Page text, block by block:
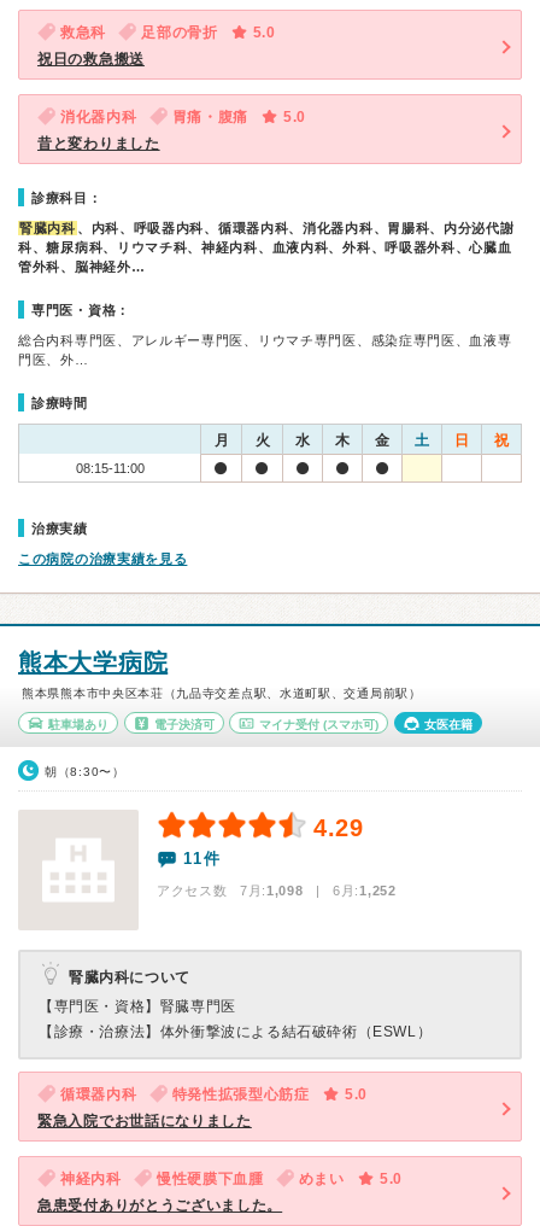
救急科 足部の骨折
5.0
祝日の救急搬送
消化器内科 胃痛・腹痛
5.0
昔と変わりました
診療科目：
腎臓内科 、内科、呼吸器内科、循環器内科、消化器内科、胃腸科、内分泌代謝
科、糖尿病科、リウマチ科、神経内科、血液内科、外科、呼吸器外科、心臓血
管外科、脳神経外…
専門医・資格：
総合内科専門医、アレルギー専門医、リウマチ専門医、感染症専門医、血液専
門医、外…
診療時間
月 火 水 木 金 土 日 祝
08:15-11:00
治療実績
この病院の治療実績を見る
熊本大学病院
熊本県熊本市中央区本荘（九品寺交差点駅、水道町駅、交通局前駅）
駐車場あり 電子決済可 マイナ受付 (スマホ可) 女医在籍
朝（8:30〜）
4.29
11件
アクセス数 7月:1,098 | 6月:1,252
腎臓内科について
【専門医・資格】 腎臓専門医
【診療・治療法】 体外衝撃波による結石破砕術（ESWL）
循環器内科 特発性拡張型心筋症
5.0
緊急入院でお世話になりました
神経内科 慢性硬膜下血腫 めまい
5.0
急患受付ありがとうございました。